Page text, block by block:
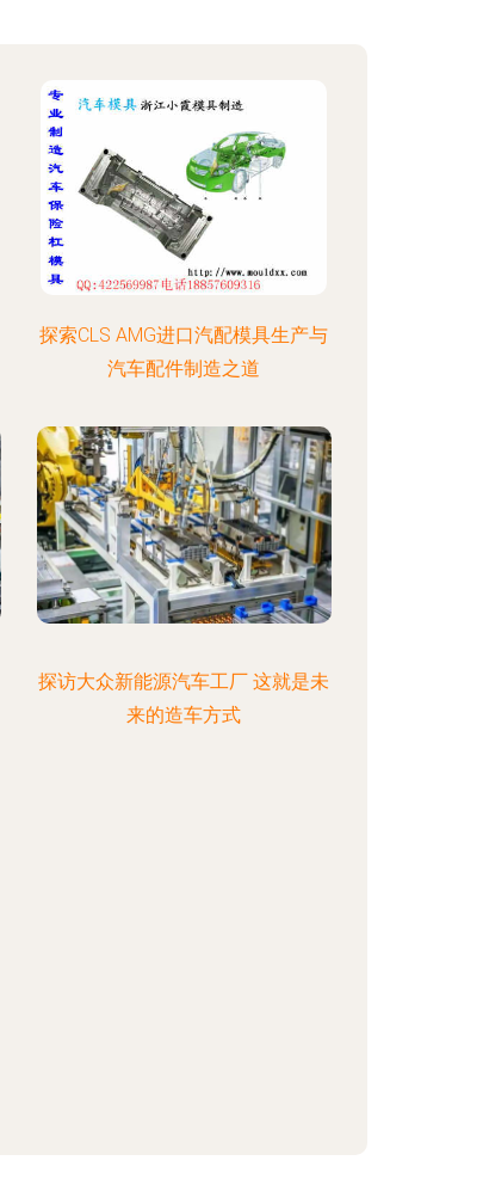
探索CLS AMG进口汽配模具生产与
汽车配件制造之道
探访大众新能源汽车工厂 这就是未
来的造车方式